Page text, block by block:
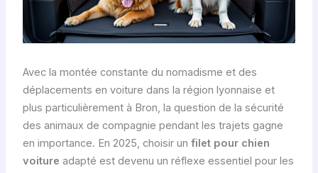
Avec la montée constante du nomadisme et des
déplacements en voiture dans la région lyonnaise et
plus particulièrement à Bron, la question de la sécurité
des animaux de compagnie pendant les trajets gagne
en importance. En 2025, choisir un filet pour chien
voiture adapté est devenu un réflexe essentiel pour les